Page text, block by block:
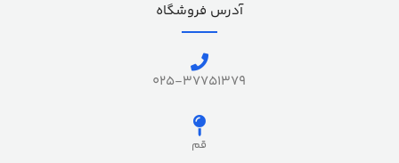
آدرس فروشگاه
025-37751379
قم